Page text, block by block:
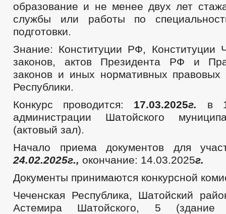
образование и не менее двух лет
службы или работы по
подготовки.
Знание: Конституции РФ, Конституции
законов, актов Президента РФ и
законов и иных нормативных правовых
Республики.
Конкурс проводится: 17.03.2025г.
в
администрации Шатойского
(актовый зал).
Начало приема документов для
24.02.2025г., окончание: 14.03.2025г.
Документы принимаются конкурсной
Чеченская Республика, Шатойский
Астемира Шатойского, 5 (здание